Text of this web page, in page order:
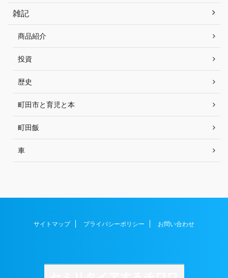
雑記
商品紹介
投資
歴史
町田市と育児と本
町田飯
車
サイトマップ プライバシーポリシー お問い合わせ